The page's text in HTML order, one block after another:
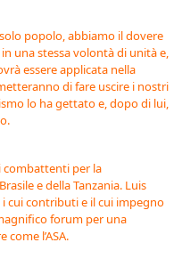
popolo, abbiamo il dovere
una stessa volontà di unità e,
essere applicata nella
di fare uscire i nostri
lo ha gettato e, dopo di lui,
combattenti per la
e della Tanzania. Luis
i cui contributi e il cui impegno
forum per una
l’ASA.